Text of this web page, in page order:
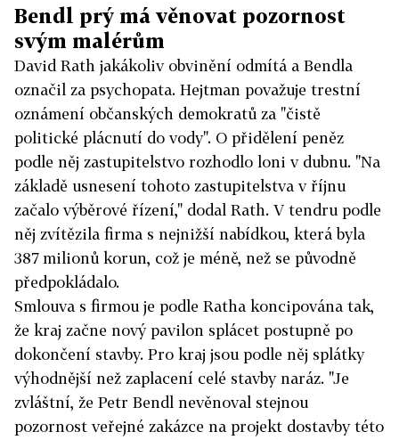
Bendl prý má věnovat pozornost
svým malérům
David Rath jakákoliv obvinění odmítá a Bendla
označil za psychopata. Hejtman považuje trestní
oznámení občanských demokratů za "čistě
politické plácnutí do vody". O přidělení peněz
podle něj zastupitelstvo rozhodlo loni v dubnu. "Na
základě usnesení tohoto zastupitelstva v říjnu
začalo výběrové řízení," dodal Rath. V tendru podle
něj zvítězila firma s nejnižší nabídkou, která byla
387 milionů korun, což je méně, než se původně
předpokládalo.
Smlouva s firmou je podle Ratha koncipována tak,
že kraj začne nový pavilon splácet postupně po
dokončení stavby. Pro kraj jsou podle něj splátky
výhodnější než zaplacení celé stavby naráz. "Je
zvláštní, že Petr Bendl nevěnoval stejnou
pozornost veřejné zakázce na projekt dostavby této